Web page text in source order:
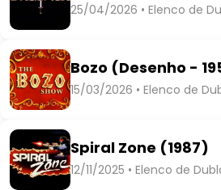
25/04/2026 • Elenco de
Bozo (Desenho -
15/03/2026 • Elenco de
Spiral Zone (1987)
12/11/2025 • Elenco de